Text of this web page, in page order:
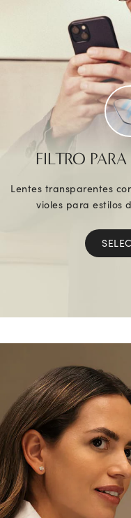
FILTRO
Lentes transparentes
violes para estilos